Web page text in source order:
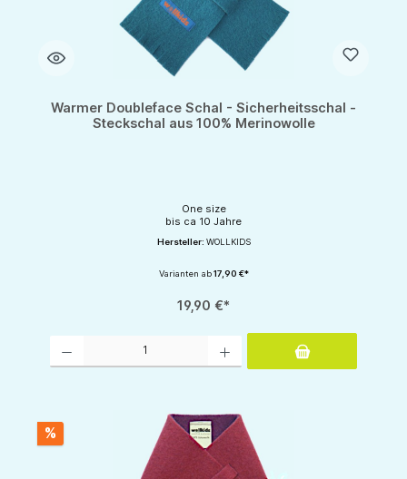
Warmer Doubleface Schal - Sicherheitsschal -
Steckschal aus 100% Merinowolle
One size
bis ca 10 Jahre
Hersteller: WOLLKIDS
Varianten ab17,90 €*
19,90 €*
%